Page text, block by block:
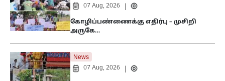
07 Aug, 2026
கோழிப்பண்ணைக்கு எதிர்பு – முசிறி
அருகே…
News
07 Aug, 2026